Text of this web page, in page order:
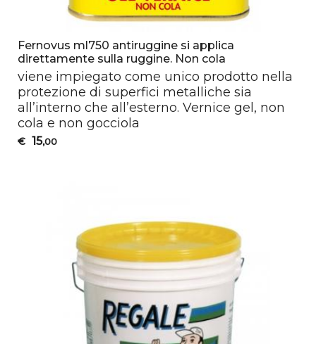
Fernovus ml750 antiruggine si applica
direttamente sulla ruggine. Non cola
viene impiegato come unico prodotto nella
protezione di superfici metalliche sia
all’interno che all’esterno. Vernice gel, non
cola e non gocciola
€ 15,00